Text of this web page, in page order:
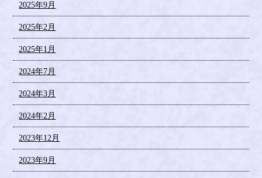
2025年9月
2025年2月
2025年1月
2024年7月
2024年3月
2024年2月
2023年12月
2023年9月